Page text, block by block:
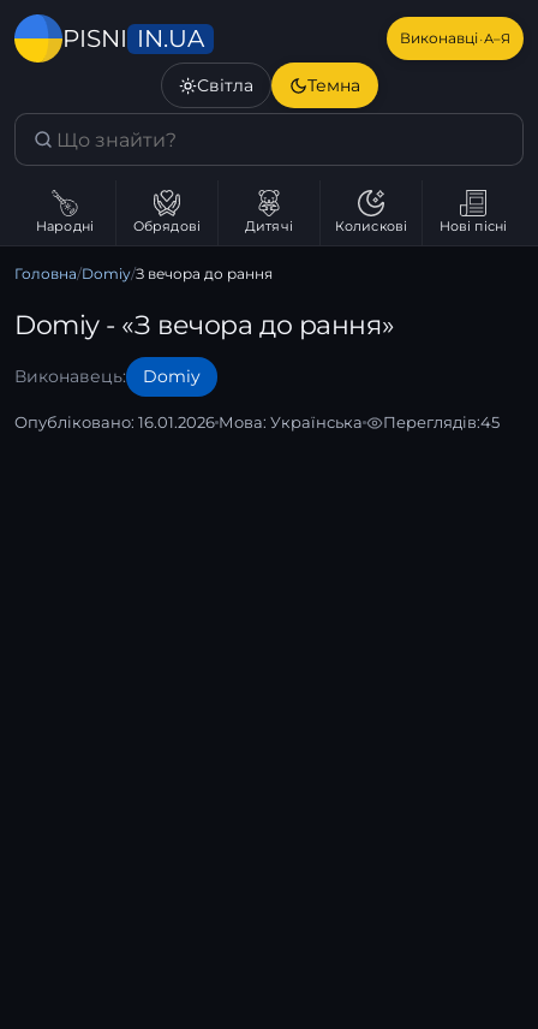
PISNI IN.UA Виконавці·А–Я
Світла Темна
Народні Обрядові Дитячі Колискові Нові пісні
Головна/Domiy/З вечора до рання
Domiy - «З вечора до рання»
Виконавець: Domiy
Опубліковано: 16.01.2026 Мова: Українська Переглядів:45